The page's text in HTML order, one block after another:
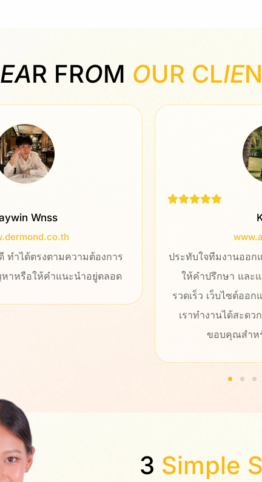
EAR FROM OUR CLIE
ประทับใจทีมงานออกแบบเว็บไซต์มากค่ะ สามารถ
ให้คำปรึกษา และแก้ไขปัญหาต่างๆ ให้อย่าง
รวดเร็ว เว็บไซต์ออกแบบมาใช้งานง่ายเลย ทำให้
เราทำงานได้สะดวก และสนุกขึ้นกว่าเดิมมาก
3 Simple